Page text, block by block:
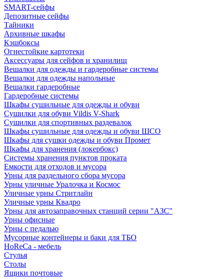
SMART-сейфы
Депозитные сейфы
Тайники
Архивные шкафы
Кэшбоксы
Огнестойкие картотеки
Аксессуары для сейфов и хранилищ
Вешалки для одежды и гардеробные системы
Вешалки для одежды напольные
Вешалки гардеробные
Гардеробные системы
Шкафы сушильные для одежды и обуви
Сушилки для обуви Vildis V-Shark
Сушилки для спортивных раздевалок
Шкафы сушильные для одежды и обуви ШСО
Шкафы для сушки одежды и обуви Промет
Шкафы для хранения (локербокс)
Системы хранения пунктов проката
Емкости для отходов и мусора
Урны для раздельного сбора мусора
Урны уличные Уралочка и Космос
Уличные урны Стритлайн
Уличные урны Квадро
Урны для автозаправочных станций серии "АЗС"
Урны офисные
Урны с педалью
Мусорные контейнеры и баки для ТБО
HoReCa - мебель
Стулья
Столы
Ящики почтовые